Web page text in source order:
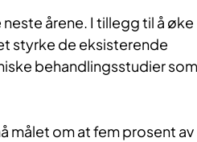
årene. I tillegg til å øke
styrke de eksisterende
behandlingsstudier som
målet om at fem prosent av